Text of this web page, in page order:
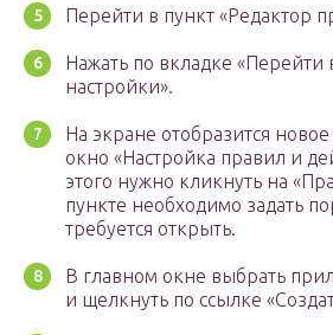
Перейти в пункт «Редактор
Нажать по вкладке
настройки».
На экране отобразится
окно «Настройка правил и
этого нужно кликнуть на
пункте необходимо задать
требуется открыть.
В главном окне выбрать
и щелкнуть по ссылке